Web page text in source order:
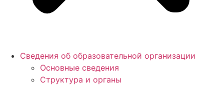
Сведения об образовательной организации
Основные сведения
Структура и органы